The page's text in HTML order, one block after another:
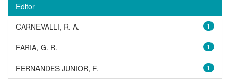
Editor
1
CARNEVALLI, R. A.
1
FARIA, G. R.
1
FERNANDES JUNIOR, F.